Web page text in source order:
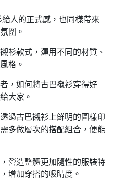
人的正式感，也同樣帶來
圍。
衫款式，運用不同的材質、
格。
，如何將古巴襯衫穿得好
大家。
過古巴襯衫上鮮明的圖樣印
多做層次的搭配組合，便能
營造整體更加隨性的服裝特
增加穿搭的吸睛度。